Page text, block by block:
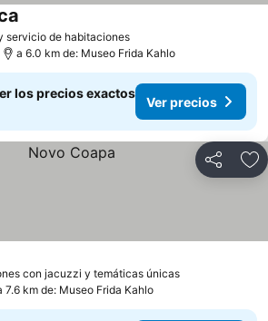
servicio de habitacionesVer precios
a 6.0 km de: Museo Frida Kahlo
los precios exactos
Ver precios
Compartir
con jacuzzi y temáticas únicasVer precios
7.6 km de: Museo Frida Kahlo